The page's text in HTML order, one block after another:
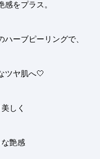
をプラス。
ーブピーリングで、
ツヤ肌へ🤍
しく
艶感